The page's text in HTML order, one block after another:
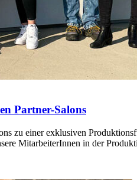
Partner-Salons
zu einer exklusiven
MitarbeiterInnen in der